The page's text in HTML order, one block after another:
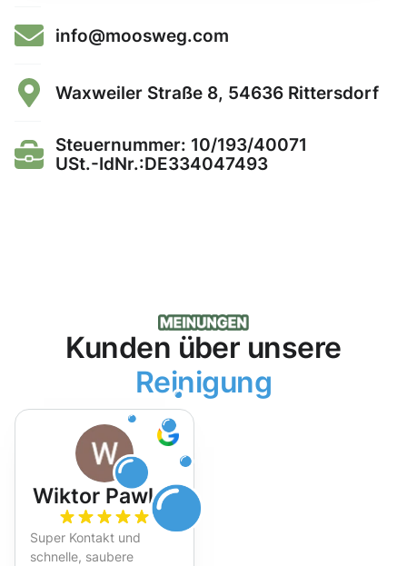
info@moosweg.com
Waxweiler Straße 8, 54636 Rittersdorf
Steuernummer: 10/193/40071
USt.-IdNr.:DE334047493
Kunden über unsere
Reinigung
Wiktor Pawlak
Super Kontakt und
schnelle, saubere